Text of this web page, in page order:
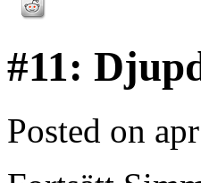
#11:
Posted on